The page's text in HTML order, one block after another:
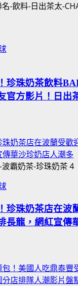
珍珠奶茶飲料
官方影片！日出
奶茶店在波蘭受歡
華沙珍奶店人潮多
4
珍珠奶茶店在波
長龍，網紅宣傳
！美國人吃鼎泰豐
店排隊人潮影片盤